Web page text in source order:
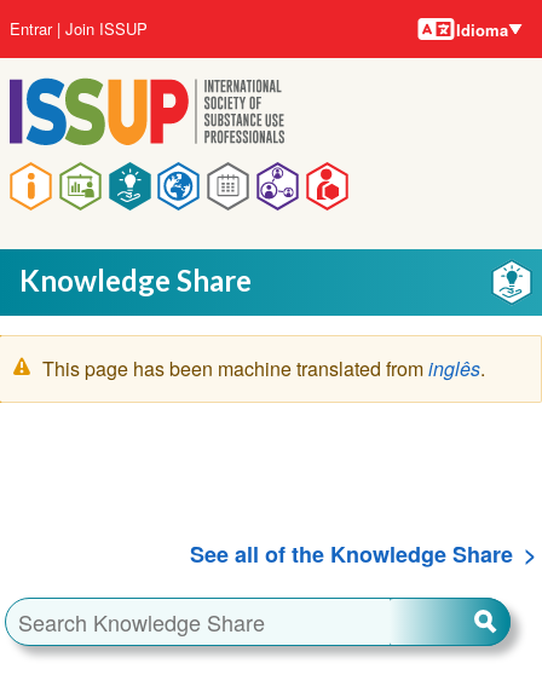
para
o
conteúdo
principal
Navegação
principal
Menu
da
conta
do
usuário
Entrar Join ISSUP Idiomas
Idioma
Knowledge Share
Mensagem
de
This page has been machine translated frominglês.
See all of the Knowledge Share